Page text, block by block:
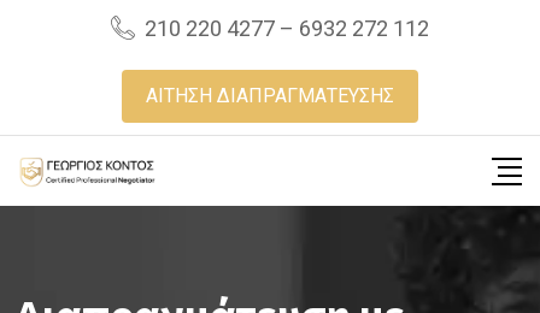
210 220 4277 – 6932 272 112
ΑΙΤΗΣΗ ΔΙΑΠΡΑΓΜΑΤΕΥΣΗΣ